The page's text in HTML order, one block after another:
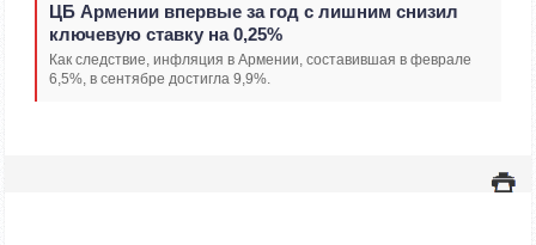
ЦБ Армении впервые за год с лишним снизил
ключевую ставку на 0,25%
Как следствие, инфляция в Армении, составившая в феврале
6,5%, в сентябре достигла 9,9%.